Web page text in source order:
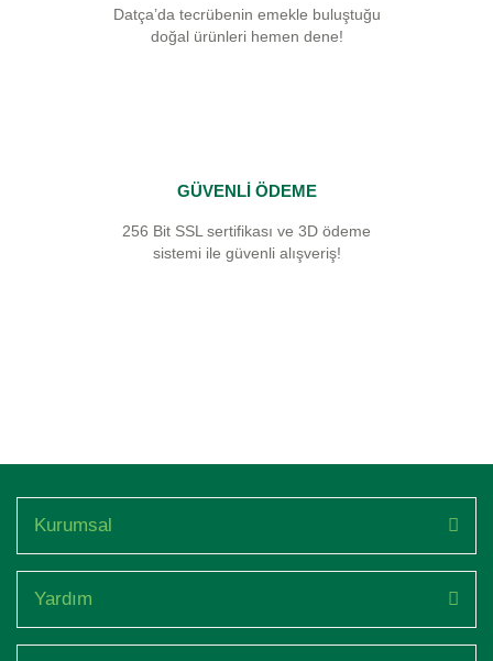
Datça’da tecrübenin emekle buluştuğu
doğal ürünleri hemen dene!
GÜVENLİ ÖDEME
256 Bit SSL sertifikası ve 3D ödeme
sistemi ile güvenli alışveriş!
Kurumsal
Yardım